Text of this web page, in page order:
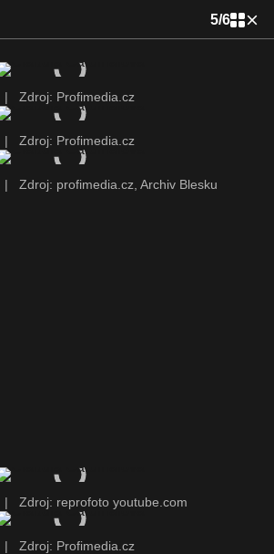
5/6
| Zdroj: Profimedia.cz
| Zdroj: Profimedia.cz
| Zdroj: profimedia.cz, Archiv Blesku
| Zdroj: reprofoto youtube.com
| Zdroj: Profimedia.cz